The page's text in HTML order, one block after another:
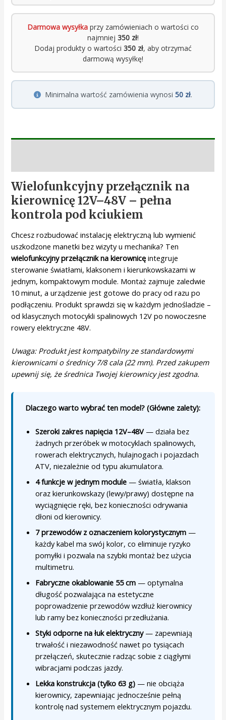
Darmowa wysyłka przy zamówieniach o wartości co
najmniej 350 zł!
Dodaj produkty o wartości 350 zł, aby otrzymać
darmową wysyłkę!
Minimalna wartość zamówienia wynosi 50 zł.
Wielofunkcyjny przełącznik na
kierownicę 12V–48V – pełna
kontrola pod kciukiem
Chcesz rozbudować instalację elektryczną lub wymienić
uszkodzone manetki bez wizyty u mechanika? Ten
wielofunkcyjny przełącznik na kierownicę integruje
sterowanie światłami, klaksonem i kierunkowskazami w
jednym, kompaktowym module. Montaż zajmuje zaledwie
10 minut, a urządzenie jest gotowe do pracy od razu po
podłączeniu. Produkt sprawdzi się w każdym jednośladzie –
od klasycznych motocykli spalinowych 12V po nowoczesne
rowery elektryczne 48V.
Uwaga: Produkt jest kompatybilny ze standardowymi
kierownicami o średnicy 7/8 cala (22 mm). Przed zakupem
upewnij się, że średnica Twojej kierownicy jest zgodna.
Dlaczego warto wybrać ten model? (Główne zalety):
Szeroki zakres napięcia 12V–48V— działa bez
żadnych przeróbek w motocyklach spalinowych,
rowerach elektrycznych, hulajnogach i pojazdach
ATV, niezależnie od typu akumulatora.
4 funkcje w jednym module — światła, klakson
oraz kierunkowskazy (lewy/prawy) dostępne na
wyciągnięcie ręki, bez konieczności odrywania
dłoni od kierownicy.
7 przewodów z oznaczeniem kolorystycznym —
każdy kabel ma swój kolor, co eliminuje ryzyko
pomyłki i pozwala na szybki montaż bez użycia
multimetru.
Fabryczne okablowanie 55 cm — optymalna
długość pozwalająca na estetyczne
poprowadzenie przewodów wzdłuż kierownicy
lub ramy bez konieczności przedłużania.
Styki odporne na łuk elektryczny— zapewniają
trwałość i niezawodność nawet po tysiącach
przełączeń, skutecznie radząc sobie z ciągłymi
wibracjami podczas jazdy.
Lekka konstrukcja (tylko 63 g) — nie obciąża
kierownicy, zapewniając jednocześnie pełną
kontrolę nad systemem elektrycznym pojazdu.